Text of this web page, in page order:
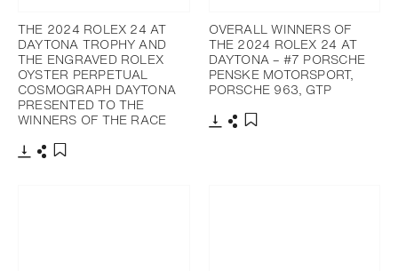
THE 2024 ROLEX 24 AT
DAYTONA TROPHY AND
THE ENGRAVED ROLEX
OYSTER PERPETUAL
COSMOGRAPH DAYTONA
PRESENTED TO THE
WINNERS OF THE RACE
OVERALL WINNERS OF
THE 2024 ROLEX 24 AT
DAYTONA – #7 PORSCHE
PENSKE MOTORSPORT,
PORSCHE 963, GTP